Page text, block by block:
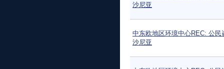
沙尼亚
中东欧地区环境中心REC: 公民
沙尼亚